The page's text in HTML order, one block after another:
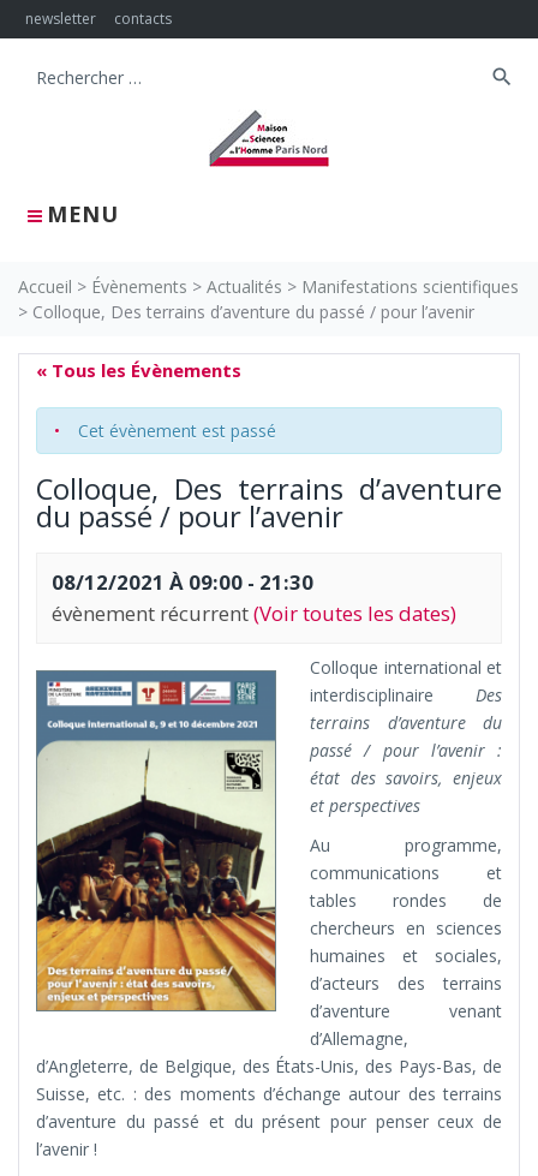
Skip
to
newsletter contacts
MENU
Search
search
Accueil > Évènements > Actualités > Manifestations scientifiques
> Colloque, Des terrains d’aventure du passé / pour l’avenir
« Tous les Évènements
Cet évènement est passé
Colloque, Des terrains d’aventure
du passé / pour l’avenir
08/12/2021 À 09:00 - 21:30
évènement récurrent(Voir toutes les dates)
Colloque international et
interdisciplinaire Des
terrains d’aventure du
passé / pour l’avenir :
état des savoirs, enjeux
et perspectives
Au programme,
communications et
tables rondes de
chercheurs en sciences
humaines et sociales,
d’acteurs des terrains
d’aventure venant
d’Allemagne,
d’Angleterre, de Belgique, des États-Unis, des Pays-Bas, de
Suisse, etc. : des moments d’échange autour des terrains
d’aventure du passé et du présent pour penser ceux de
l’avenir !